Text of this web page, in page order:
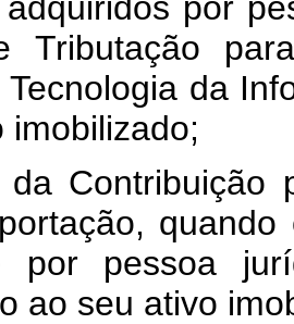
Tributação
da
imobilizado;
por pessoa
ao seu ativo